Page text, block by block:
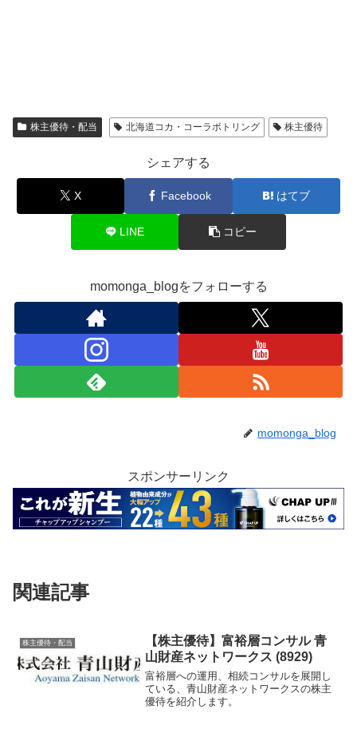
株主優待・配当 北海道コカ・コーラボトリング 株主優待
シェアする
X Facebook はてブ
LINE コピー
momonga_blogをフォローする
momonga_blog
スポンサーリンク
関連記事
株主優待・配当
【株主優待】富裕層コンサル 青
山財産ネットワークス (8929)
富裕層への運用、相続コンサルを展開し
ている、青山財産ネットワークスの株主
優待を紹介します。